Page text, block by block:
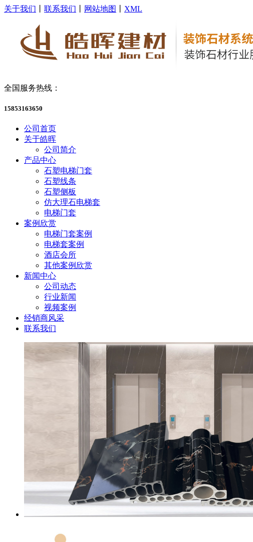
关于我们 联系我们 网站地图 XML
全国服务热线：
15853163650
公司首页
关于皓晖
公司简介
产品中心
石塑电梯门套
石塑线条
石塑侧板
仿大理石电梯套
电梯门套
案例欣赏
电梯门套案例
电梯套案例
酒店会所
其他案例欣赏
新闻中心
公司动态
行业新闻
视频案例
经销商风采
联系我们